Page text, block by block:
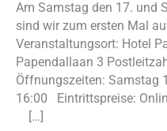
Am Samstag den 17. und
sind wir zum ersten Mal
Veranstaltungsort: Hotel
Papendallaan 3
Öffnungszeiten: Samstag
16:00
[…]